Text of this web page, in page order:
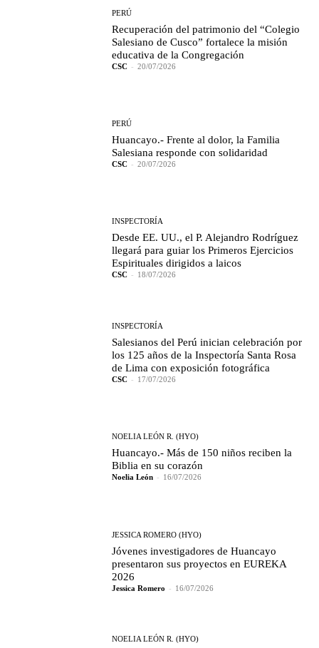
PERÚ
Recuperación del patrimonio del “Colegio
Salesiano de Cusco” fortalece la misión
educativa de la Congregación
CSC - 20/07/2026
PERÚ
Huancayo.- Frente al dolor, la Familia
Salesiana responde con solidaridad
CSC - 20/07/2026
INSPECTORÍA
Desde EE. UU., el P. Alejandro Rodríguez
llegará para guiar los Primeros Ejercicios
Espirituales dirigidos a laicos
CSC - 18/07/2026
INSPECTORÍA
Salesianos del Perú inician celebración por
los 125 años de la Inspectoría Santa Rosa
de Lima con exposición fotográfica
CSC - 17/07/2026
NOELIA LEÓN R. (HYO)
Huancayo.- Más de 150 niños reciben la
Biblia en su corazón
Noelia León - 16/07/2026
JESSICA ROMERO (HYO)
Jóvenes investigadores de Huancayo
presentaron sus proyectos en EUREKA
2026
Jessica Romero - 16/07/2026
NOELIA LEÓN R. (HYO)